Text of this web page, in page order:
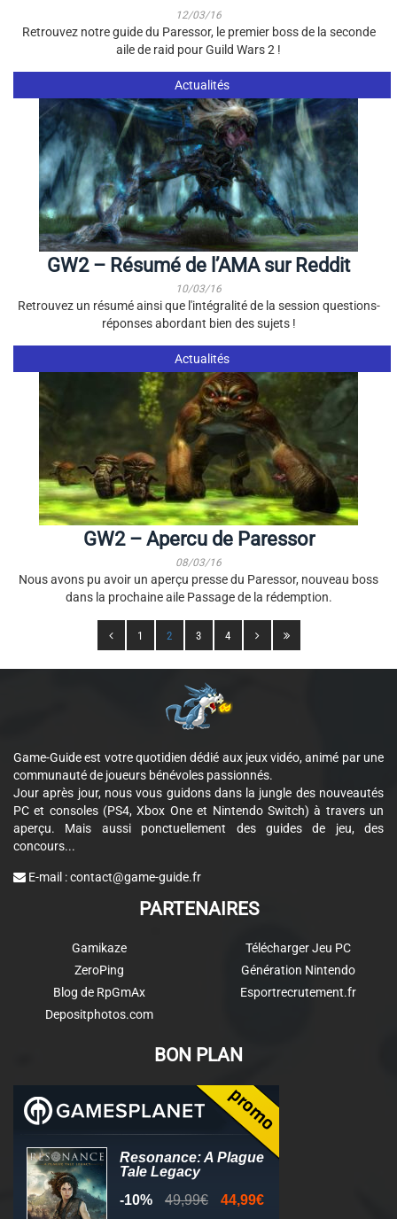
12/03/16
Retrouvez notre guide du Paressor, le premier boss de la seconde
aile de raid pour Guild Wars 2 !
Actualités
GW2 – Résumé de l’AMA sur Reddit
10/03/16
Retrouvez un résumé ainsi que l'intégralité de la session questions-
réponses abordant bien des sujets !
Actualités
GW2 – Apercu de Paressor
08/03/16
Nous avons pu avoir un aperçu presse du Paressor, nouveau boss
dans la prochaine aile Passage de la rédemption.
1 2 3 4
Game-Guide est votre quotidien dédié aux jeux vidéo, animé par une
communauté de joueurs bénévoles passionnés.
Jour après jour, nous vous guidons dans la jungle des nouveautés
PC et consoles (PS4, Xbox One et Nintendo Switch) à travers un
aperçu. Mais aussi ponctuellement des guides de jeu, des
concours...
E-mail :contact@game-guide.fr
PARTENAIRES
Gamikaze
ZeroPing
Blog de RpGmAx
Depositphotos.com
Télécharger Jeu PC
Génération Nintendo
Esportrecrutement.fr
BON PLAN